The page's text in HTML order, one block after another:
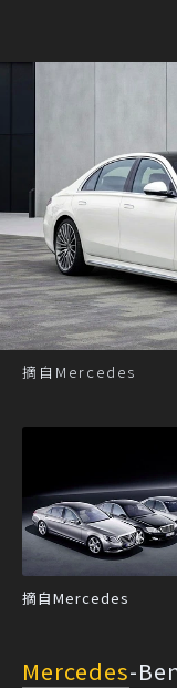
摘自Mercedes
摘自Mercedes
Mercedes-